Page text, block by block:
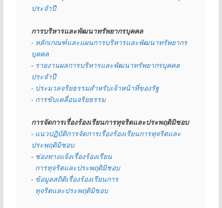
ประจำปี
การบริหารและพัฒนาทรัพยากรบุคคล
- หลักเกณฑ์และแผนการบริหารและพัฒนาทรัพยากร
บุคคล
- รายงานผลการบริหารและพัฒนาทรัพยากรบุคคล
ประจำปี
- ประมวลจริยธรรมสำหรับเจ้าหน้าที่ของรัฐ
- การขับเคลื่อนจริยธรรม
การจัดการเรื่องร้องเรียนการทุจริตและประพฤติมิชอบ
- แนวปฏิบัติการจัดการเรื่องร้องเรียนการทุจริตและ
ประพฤติมิชอบ
- ช่องทางแจ้งเรื่องร้องเรียน
  การทุจริตและประพฤติมิชอบ
- ข้อมูลสถิติเรื่องร้องเรียนการ
  ทุจริตและประพฤติมิชอบ